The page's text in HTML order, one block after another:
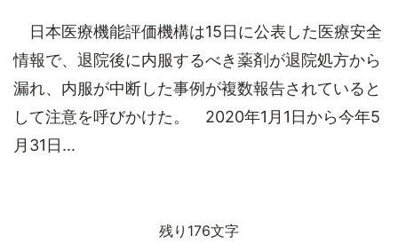
日本医療機能評価機構は15日に公表した医療安全
情報で、退院後に内服するべき薬剤が退院処方から
漏れ、内服が中断した事例が複数報告されていると
して注意を呼びかけた。 2020年1月1日から今年5
月31日...
残り176文字